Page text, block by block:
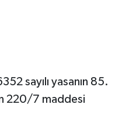
sayılı yasanın 85.
220/7 maddesi